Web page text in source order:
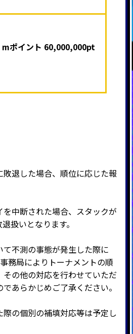
mポイント 60,000,000pt
敗退した場合、順位に応じた報
中断された場合、スタックが
扱いとなります。
不測の事態が発生した際に
務局によりトーナメントの順
の他の対応を行わせていただ
あらかじめご了承ください。
の個別の補填対応等は予定し